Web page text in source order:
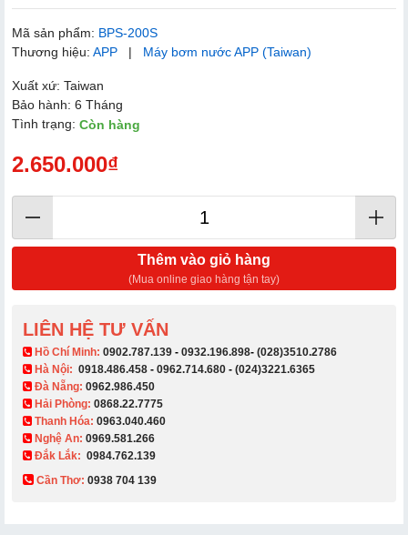
Mã sản phẩm: BPS-200S
Thương hiệu: APP | Máy bơm nước APP (Taiwan)
Xuất xứ: Taiwan
Bảo hành: 6 Tháng
Tình trạng: Còn hàng
2.650.000₫
Thêm vào giỏ hàng
(Mua online giao hàng tận tay)
LIÊN HỆ TƯ VẤN
​ Hồ Chí Minh: 0902.787.139 - 0932.196.898- (028)3510.2786
Hà Nội: 0918.486.458 - 0962.714.680 - (024)3221.6365
Đà Nẵng: 0962.986.450
Hải Phòng: 0868.22.7775
Thanh Hóa: 0963.040.460
Nghệ An: 0969.581.266
Đắk Lắk: 0984.762.139
Cần Thơ: 0938 704 139​